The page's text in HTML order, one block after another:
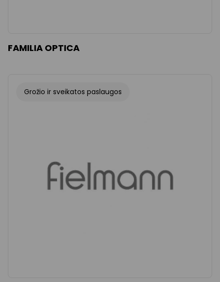
FAMILIA OPTICA
Grožio ir sveikatos paslaugos